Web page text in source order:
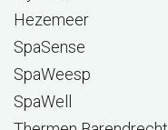
Hezemeer
SpaSense
SpaWeesp
SpaWell